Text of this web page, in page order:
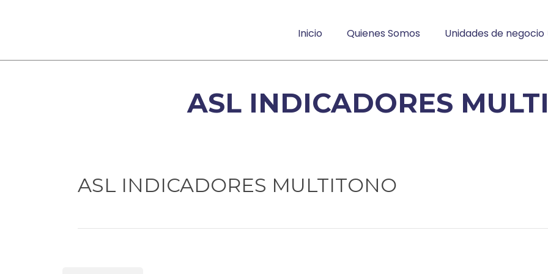
Inicio Quienes Somos Unidades de negocio
ASL INDICADORES
ASL INDICADORES MULTITONO